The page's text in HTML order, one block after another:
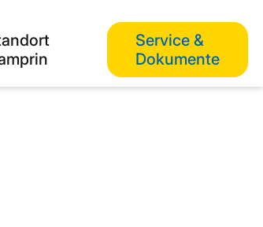
Service &
Dokumente